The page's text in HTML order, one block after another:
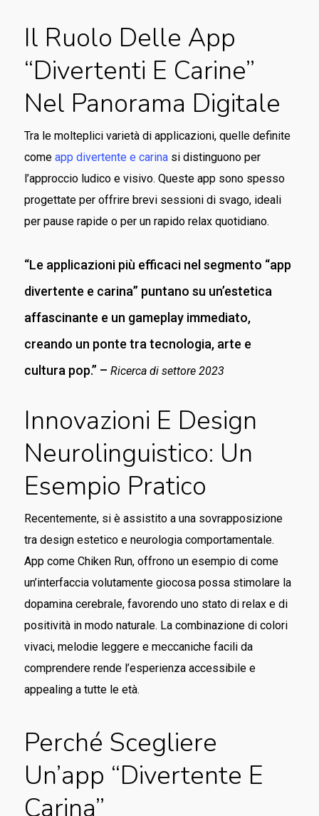
Il Ruolo Delle App
“divertenti E Carine”
Nel Panorama Digitale
Tra le molteplici varietà di applicazioni, quelle definite
come app divertente e carinasi distinguono per
l’approccio ludico e visivo. Queste app sono spesso
progettate per offrire brevi sessioni di svago, ideali
per pause rapide o per un rapido relax quotidiano.
“Le applicazioni più efficaci nel segmento “app
divertente e carina” puntano su un’estetica
affascinante e un gameplay immediato,
creando un ponte tra tecnologia, arte e
cultura pop.” – Ricerca di settore 2023
Innovazioni E Design
Neurolinguistico: Un
Esempio Pratico
Recentemente, si è assistito a una sovrapposizione
tra design estetico e neurologia comportamentale.
App come Chiken Run, offrono un esempio di come
un’interfaccia volutamente giocosa possa stimolare la
dopamina cerebrale, favorendo uno stato di relax e di
positività in modo naturale. La combinazione di colori
vivaci, melodie leggere e meccaniche facili da
comprendere rende l’esperienza accessibile e
appealing a tutte le età.
Perché Scegliere
Un’app “divertente E
Carina”